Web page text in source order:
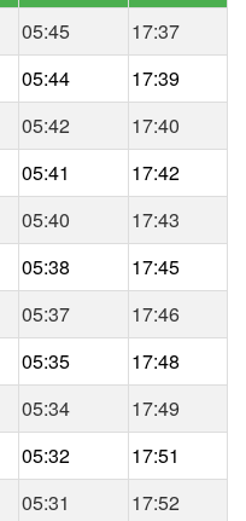
05:45
17:37
05:44
17:39
05:42
17:40
05:41
17:42
05:40
17:43
05:38
17:45
05:37
17:46
05:35
17:48
05:34
17:49
05:32
17:51
05:31 17:52